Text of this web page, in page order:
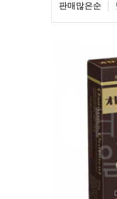
판매많은순